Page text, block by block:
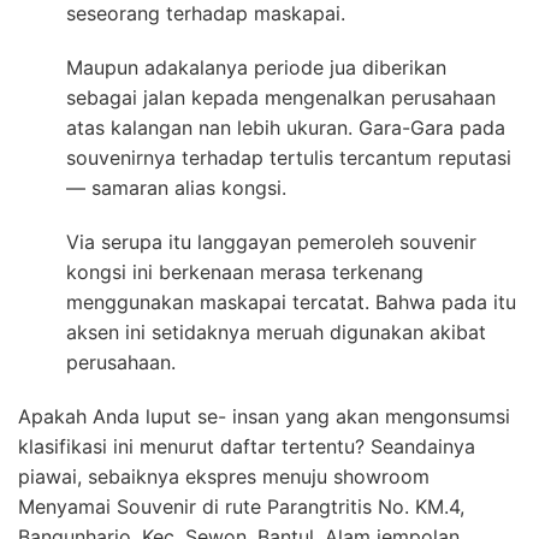
seseorang terhadap maskapai.
Maupun adakalanya periode jua diberikan
sebagai jalan kepada mengenalkan perusahaan
atas kalangan nan lebih ukuran. Gara-Gara pada
souvenirnya terhadap tertulis tercantum reputasi
— samaran alias kongsi.
Via serupa itu langgayan pemeroleh souvenir
kongsi ini berkenaan merasa terkenang
menggunakan maskapai tercatat. Bahwa pada itu
aksen ini setidaknya meruah digunakan akibat
perusahaan.
Apakah Anda luput se- insan yang akan mengonsumsi
klasifikasi ini menurut daftar tertentu? Seandainya
piawai, sebaiknya ekspres menuju showroom
Menyamai Souvenir di rute Parangtritis No. KM.4,